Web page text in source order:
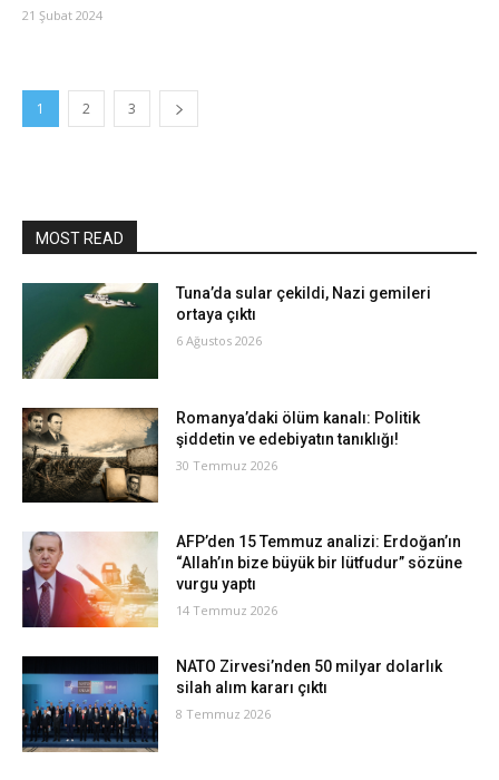
21 Şubat 2024
1 2 3
MOST READ
Tuna’da sular çekildi, Nazi gemileri
ortaya çıktı
6 Ağustos 2026
Romanya’daki ölüm kanalı: Politik
şiddetin ve edebiyatın tanıklığı!
30 Temmuz 2026
AFP’den 15 Temmuz analizi: Erdoğan’ın
“Allah’ın bize büyük bir lütfudur” sözüne
vurgu yaptı
14 Temmuz 2026
NATO Zirvesi’nden 50 milyar dolarlık
silah alım kararı çıktı
8 Temmuz 2026